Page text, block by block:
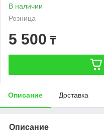
В наличии
Розница
5 500 ₸
Описание Доставка
Описание